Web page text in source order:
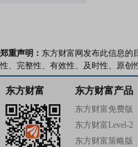
郑重声明： 东方财富网发布此信息的
性、完整性、有效性、及时性、原创
东方财富 东方财富产品
东方财富免费版
东方财富Level-2
东方财富策略版